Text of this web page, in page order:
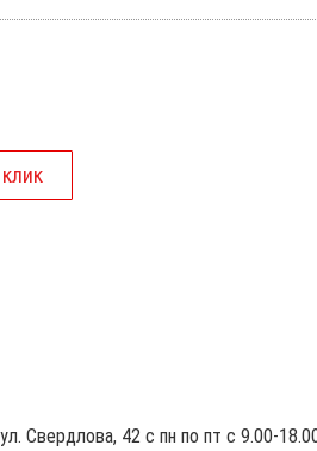
Свердлова, 42 с пн по пт с 9.00-